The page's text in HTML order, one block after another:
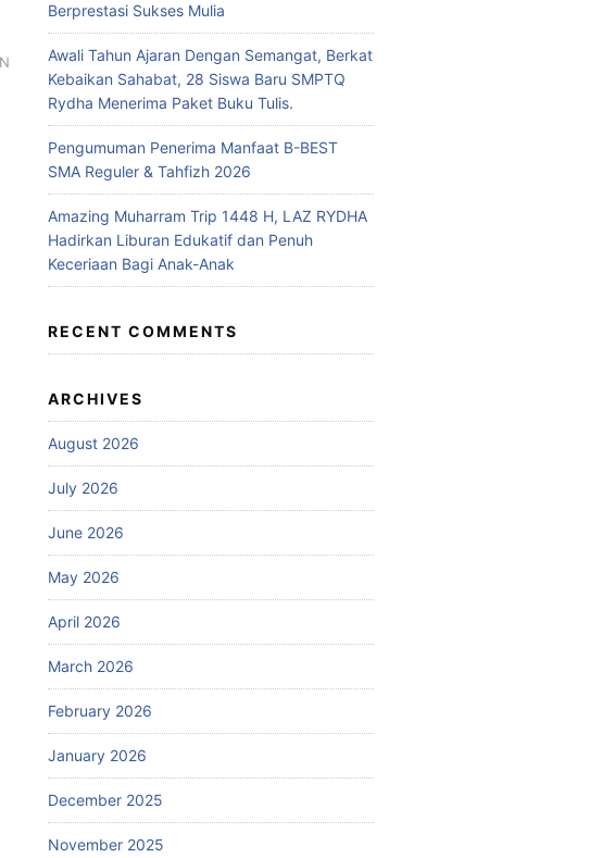
Berprestasi Sukses Mulia
Awali Tahun Ajaran Dengan Semangat, Berkat
Kebaikan Sahabat, 28 Siswa Baru SMPTQ
Rydha Menerima Paket Buku Tulis.
Pengumuman Penerima Manfaat B-BEST
SMA Reguler & Tahfizh 2026
Amazing Muharram Trip 1448 H, LAZ RYDHA
Hadirkan Liburan Edukatif dan Penuh
Keceriaan Bagi Anak-Anak
RECENT COMMENTS
ARCHIVES
August 2026
July 2026
June 2026
May 2026
April 2026
March 2026
February 2026
January 2026
December 2025
November 2025